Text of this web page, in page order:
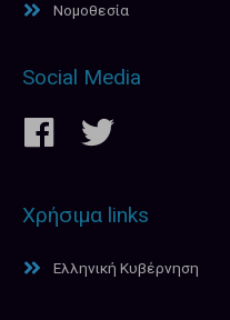
Νομοθεσία
Social Media
Χρήσιμα links
Ελληνική Κυβέρνηση